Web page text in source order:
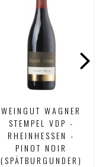
WEINGUT WAGNER
STEMPEL VDP -
RHEINHESSEN -
PINOT NOIR
(SPÄTBURGUNDER)